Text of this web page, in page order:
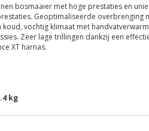
bosmaaier met hoge prestaties en
Geoptimaliseerde overbrenging
koud, vochtig klimaat met
Zeer lage trillingen dankzij een
XT harnas.
kg